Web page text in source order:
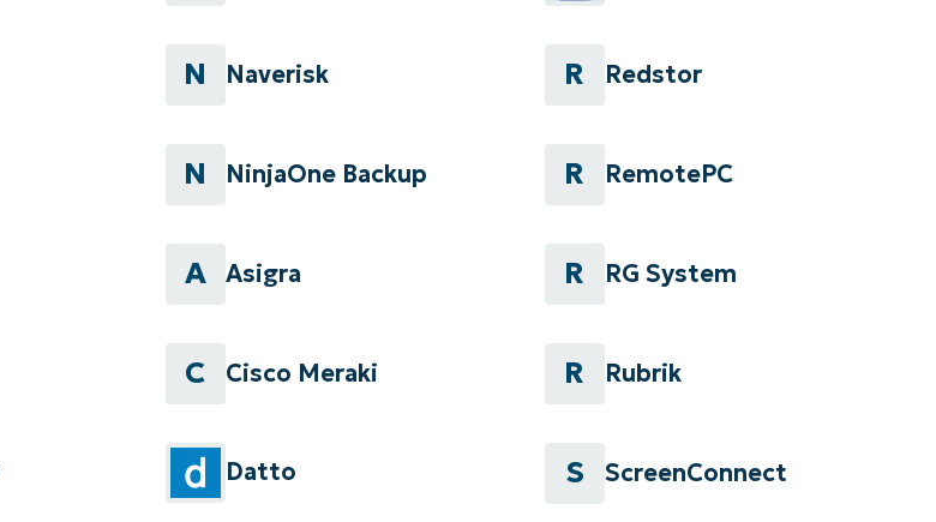
N Naverisk
N NinjaOne Backup
A Asigra
C Cisco Meraki
Datto
R Redstor
R RemotePC
R RG System
R Rubrik
S ScreenConnect